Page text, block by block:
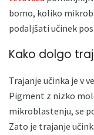
bomo, koliko
podaljšati učinek
Kako dolgo
Trajanje učinka je v
Pigment z nizko
mikroblastenju, se
Zato je trajanje